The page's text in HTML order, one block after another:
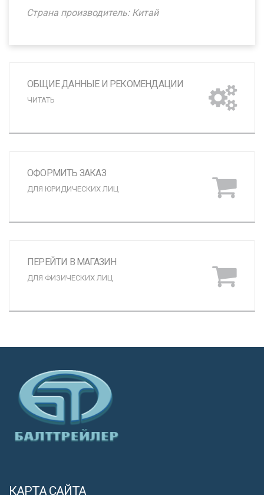
Страна производитель: Китай
ОБЩИЕ ДАННЫЕ И РЕКОМЕНДАЦИИ
ЧИТАТЬ
ОФОРМИТЬ ЗАКАЗ
ДЛЯ ЮРИДИЧЕСКИХ ЛИЦ
ПЕРЕЙТИ В МАГАЗИН
ДЛЯ ФИЗИЧЕСКИХ ЛИЦ
КАРТА САЙТА